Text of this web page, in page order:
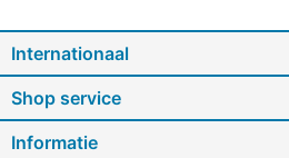
Internationaal
Shop service
Informatie